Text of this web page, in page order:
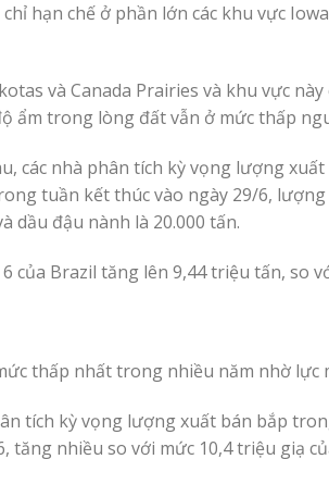
hạn chế ở phần lớn các khu vực
và Canada Prairies và khu vực
ẩm trong lòng đất vẫn ở mức thấp
các nhà phân tích kỳ vọng lượng
tuần kết thúc vào ngày 29/6,
dầu đậu nành là 20.000 tấn.
của Brazil tăng lên 9,44 triệu tấn, so
thấp nhất trong nhiều năm nhờ lực
tích kỳ vọng lượng xuất bán bắp
tăng nhiều so với mức 10,4 triệu giạ